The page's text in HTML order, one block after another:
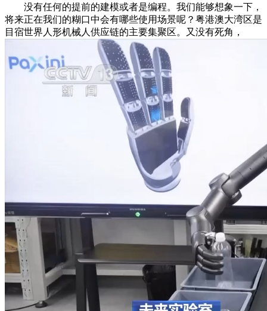
没有任何的提前的建模或者是编程。我们能够想象一下，
将来正在我们的糊口中会有哪些使用场景呢？粤港澳大湾区是
目宿世界人形机械人供应链的主要集聚区。又没有死角，